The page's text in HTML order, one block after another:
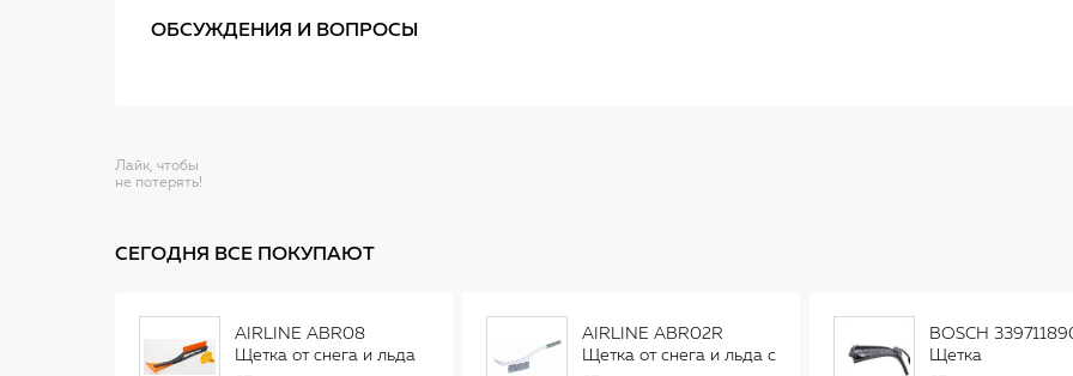
ОБСУЖДЕНИЯ И ВОПРОСЫ
Лайк, чтобы
не потерять!
СЕГОДНЯ ВСЕ ПОКУПАЮТ
AIRLINE ABR08
Щетка от снега и льда
AIRLINE ABR02R
Щетка от снега и льда с
BOSCH
Щетка